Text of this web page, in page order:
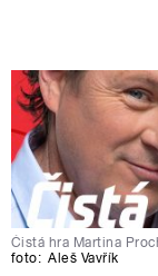
Čistá hra Martina
foto: Aleš Vavřík